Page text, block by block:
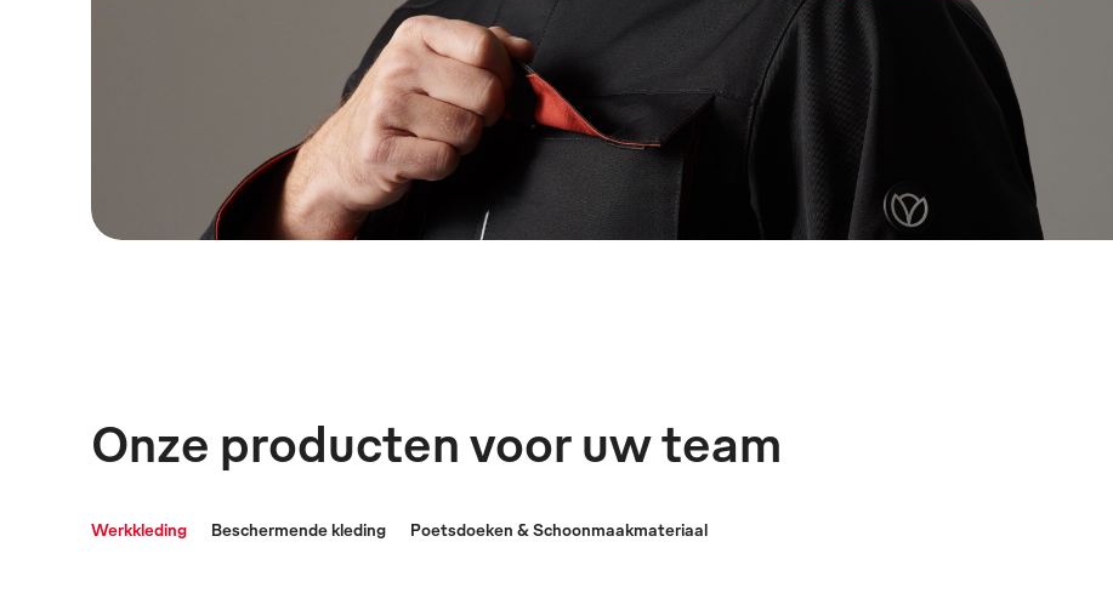
Onze producten voor uw team
Werkkleding Beschermende kleding Poetsdoeken & Schoonmaakmateriaal